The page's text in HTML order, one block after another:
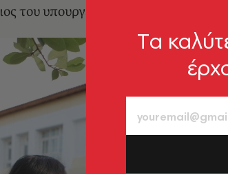
του υπουργείου Παιδείας
Tα